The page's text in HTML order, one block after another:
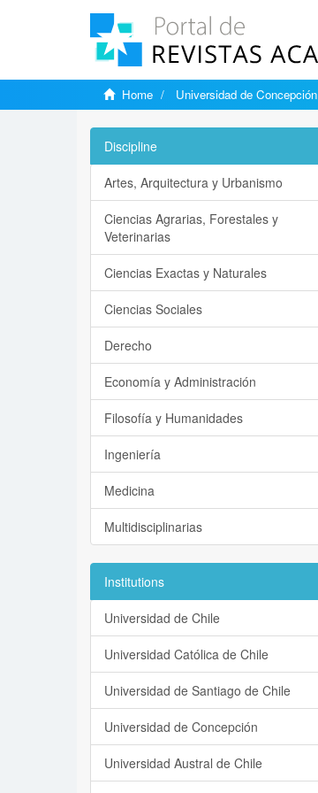
Home Universidad de Concepción
Discipline
Artes, Arquitectura y Urbanismo
Ciencias Agrarias, Forestales y
Veterinarias
Ciencias Exactas y Naturales
Ciencias Sociales
Derecho
Economía y Administración
Filosofía y Humanidades
Ingeniería
Medicina
Multidisciplinarias
Institutions
Universidad de Chile
Universidad Católica de Chile
Universidad de Santiago de Chile
Universidad de Concepción
Universidad Austral de Chile